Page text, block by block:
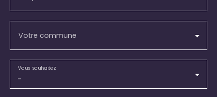
Votre commune
-
Vous souhaitez